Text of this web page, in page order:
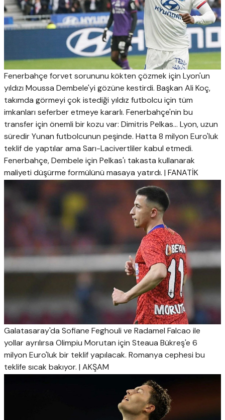
Fenerbahçe forvet sorununu kökten çözmek için Lyon'un
yıldızı Moussa Dembele'yi gözüne kestirdi. Başkan Ali Koç,
takımda görmeyi çok istediği yıldız futbolcu için tüm
imkanları seferber etmeye kararlı. Fenerbahçe'nin bu
transfer için önemli bir kozu var: Dimitris Pelkas... Lyon, uzun
süredir Yunan futbolcunun peşinde. Hatta 8 milyon Euro'luk
teklif de yaptılar ama Sarı-Lacivertliler kabul etmedi.
Fenerbahçe, Dembele için Pelkas'ı takasta kullanarak
maliyeti düşürme formülünü masaya yatırdı. | FANATİK
Galatasaray'da Sofiane Feghouli ve Radamel Falcao ile
yollar ayrılırsa Olimpiu Morutan için Steaua Bükreş'e 6
milyon Euro'luk bir teklif yapılacak. Romanya cephesi bu
teklife sıcak bakıyor. | AKŞAM